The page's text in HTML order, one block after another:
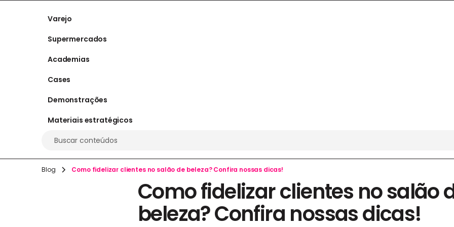
Varejo
Supermercados
Academias
Cases
Demonstrações
Materiais estratégicos
Buscar conteúdos
Blog Como fidelizar clientes no salão de beleza? Confira nossas dicas!
Como fidelizar clientes no salão
beleza? Confira nossas dicas!